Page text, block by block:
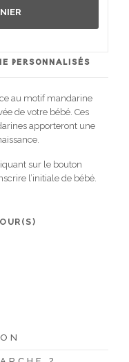
PERSONNALISÉS
au motif mandarine
de votre bébé. Ces
apporteront une
sur le bouton
l’initiale de bébé.